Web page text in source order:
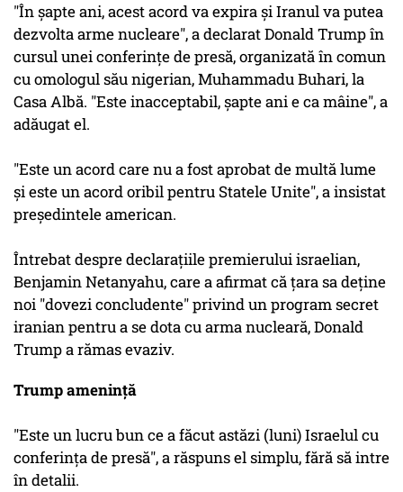
"În şapte ani, acest acord va expira şi Iranul va putea
dezvolta arme nucleare", a declarat Donald Trump în
cursul unei conferinţe de presă, organizată în comun
cu omologul său nigerian, Muhammadu Buhari, la
Casa Albă. "Este inacceptabil, şapte ani e ca mâine", a
adăugat el.
"Este un acord care nu a fost aprobat de multă lume
şi este un acord oribil pentru Statele Unite", a insistat
preşedintele american.
Întrebat despre declaraţiile premierului israelian,
Benjamin Netanyahu, care a afirmat că ţara sa deţine
noi "dovezi concludente" privind un program secret
iranian pentru a se dota cu arma nucleară, Donald
Trump a rămas evaziv.
Trump amenință
"Este un lucru bun ce a făcut astăzi (luni) Israelul cu
conferinţa de presă", a răspuns el simplu, fără să intre
în detalii.